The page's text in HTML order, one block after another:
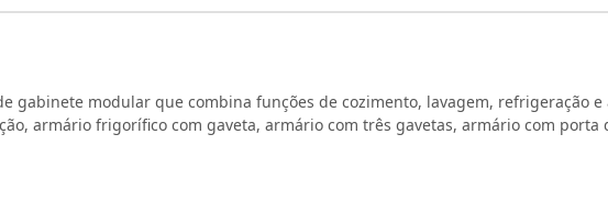
gabinete modular que combina funções de cozimento, lavagem, refrigeração
armário frigorífico com gaveta, armário com três gavetas, armário com